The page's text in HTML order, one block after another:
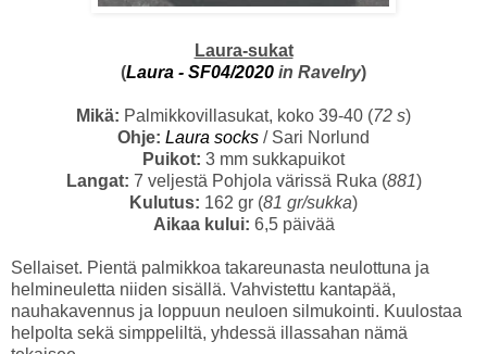
Laura-sukat
(Laura - SF04/2020 in Ravelry)
Mikä: Palmikkovillasukat, koko 39-40 (72 s)
Ohje: Laura socks / Sari Norlund
Puikot: 3 mm sukkapuikot
Langat: 7 veljestä Pohjola värissä Ruka (881)
Kulutus: 162 gr (81 gr/sukka)
Aikaa kului: 6,5 päivää
Sellaiset. Pientä palmikkoa takareunasta neulottuna ja
helmineuletta niiden sisällä. Vahvistettu kantapää,
nauhakavennus ja loppuun neuloen silmukointi. Kuulostaa
helpolta sekä simppeliltä, yhdessä illassahan nämä